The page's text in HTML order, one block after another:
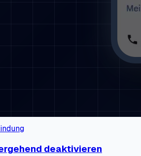
deaktivieren